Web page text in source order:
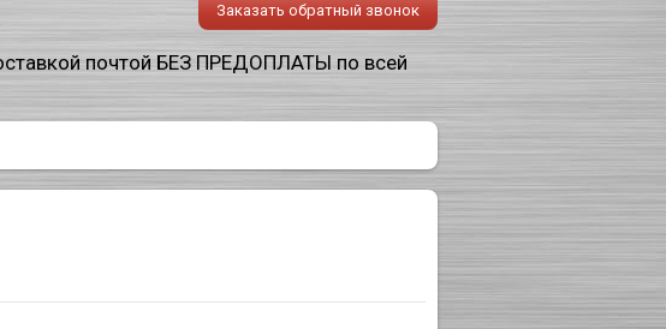
Заказать обратный звонок
почтой БЕЗ ПРЕДОПЛАТЫ по всей